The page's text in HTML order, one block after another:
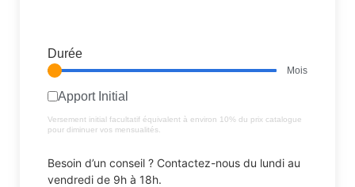
Durée
Mois
Apport Initial
Versement initial facultatif équivalent à environ 10% du prix catalogue
pour diminuer vos mensualités.
Besoin d’un conseil ? Contactez-nous du lundi au
vendredi de 9h à 18h.